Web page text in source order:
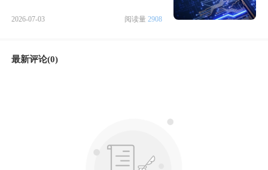
2026-07-03 阅读量 2908
最新评论(0)